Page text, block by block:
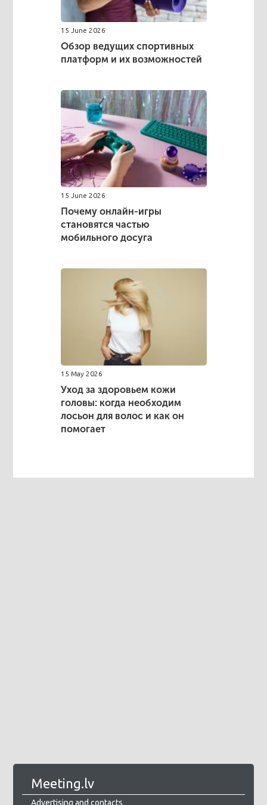
15 June 2026
Обзор ведущих спортивных
платформ и их возможностей
15 June 2026
Почему онлайн-игры
становятся частью
мобильного досуга
15 May 2026
Уход за здоровьем кожи
головы: когда необходим
лосьон для волос и как он
помогает
Meeting.lv
Advertising and contacts